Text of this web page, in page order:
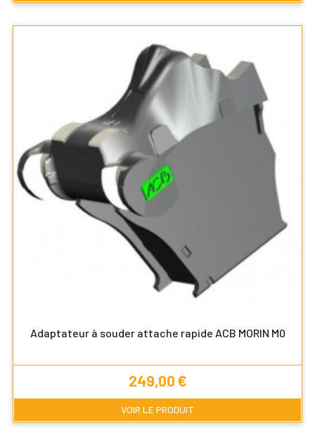
Adaptateur à souder attache rapide ACB MORIN M0
Prix
249,00 €
VOIR LE PRODUIT